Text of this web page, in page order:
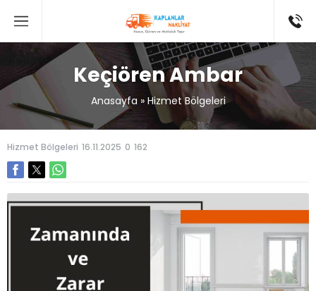
Keçiören Ambar
Anasayfa » Hizmet Bölgeleri
Hizmet Bölgeleri 16.11.2025 0 162